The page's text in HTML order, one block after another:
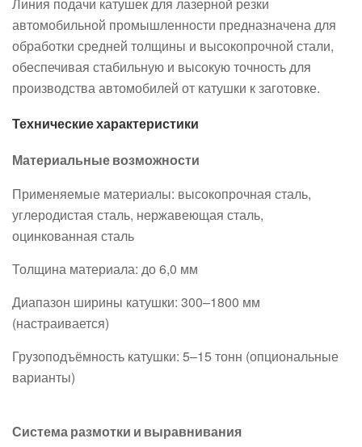
Линия подачи катушек для лазерной резки
автомобильной промышленности предназначена для
обработки средней толщины и высокопрочной стали,
обеспечивая стабильную и высокую точность для
производства автомобилей от катушки к заготовке.
Технические характеристики
Материальные возможности
Применяемые материалы: высокопрочная сталь,
углеродистая сталь, нержавеющая сталь,
оцинкованная сталь
Толщина материала: до 6,0 мм
Диапазон ширины катушки: 300–1800 мм
(настраивается)
Грузоподъёмность катушки: 5–15 тонн (опциональные
варианты)
Система размотки и выравнивания